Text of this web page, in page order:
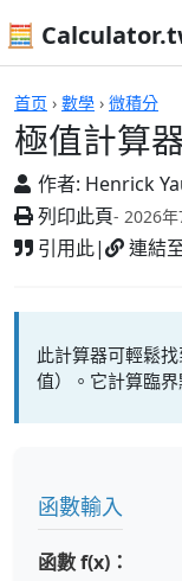
🧮
首页 › 數學 › 微積分
極值計算
作者: Henrick
列印此頁- 2026年
引用此| 連結
極值計算器
此計算器可輕鬆
值）。它計算臨
函數輸入
函數 f(x)：